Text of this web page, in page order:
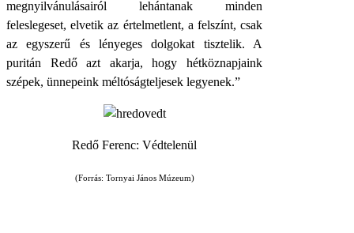
megnyilvánulásairól lehántanak minden
feleslegeset, elvetik az értelmetlent, a felszínt, csak
az egyszerű és lényeges dolgokat tisztelik. A
puritán Redő azt akarja, hogy hétköznapjaink
szépek, ünnepeink méltóságteljesek legyenek.”
Redő Ferenc: Védtelenül
(Forrás: Tornyai János Múzeum)